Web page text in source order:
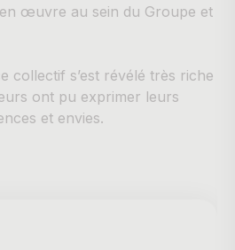
œuvre au sein du Groupe et
collectif s’est révélé très riche
ont pu exprimer leurs
et envies.